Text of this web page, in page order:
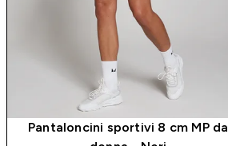
Pantaloncini sportivi 8 cm MP da